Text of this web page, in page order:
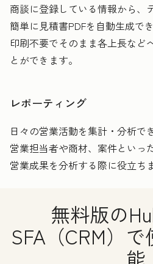
商談に登録している情報から、
簡単に見積書PDFを自動生成で
印刷不要でそのまま各上長など
とができます。
レポーティング
日々の営業活動を集計・分析で
営業担当者や商材、案件といっ
営業成果を分析する際に役立ち
無料版の
SFA（CRM）
能